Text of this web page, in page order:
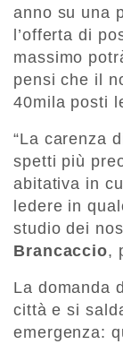
anno su una
l’offerta di
massimo
pensi che il
40mila posti
“La carenza
spetti più
abitativa in
ledere in
studio dei
Brancaccio,
La domanda
città e si
emergenza: